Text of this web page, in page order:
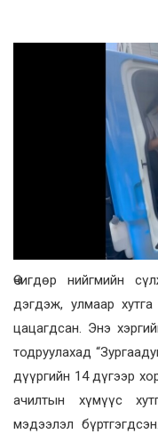
Өчигдөр нийгмийн
дэгдэж, улмаар
цацагдсан. Энэ
тодруулахад
дүүргийн 14 дүгээр
ачилтын хүмүүс
мэдээлэл